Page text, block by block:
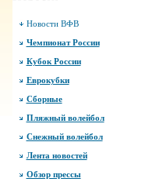
Новости ВФВ
Чемпионат России
Кубок России
Еврокубки
Сборные
Пляжный волейбол
Снежный волейбол
Лента новостей
Обзор прессы